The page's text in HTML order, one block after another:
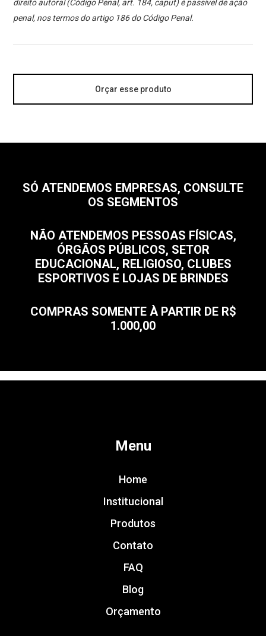
direito autoral (Código Penal, art. 184, caput) é passível de ação
penal, nos termos do artigo 186 do Código Penal.
Orçar esse produto
SÓ ATENDEMOS EMPRESAS, CONSULTE
OS SEGMENTOS
NÃO ATENDEMOS PESSOAS FÍSICAS,
ÓRGÃOS PÚBLICOS, SETOR
EDUCACIONAL, RELIGIOSO, CLUBES
ESPORTIVOS E LOJAS DE BRINDES
COMPRAS SOMENTE À PARTIR DE R$
1.000,00
Menu
Home
Institucional
Produtos
Contato
FAQ
Blog
Orçamento